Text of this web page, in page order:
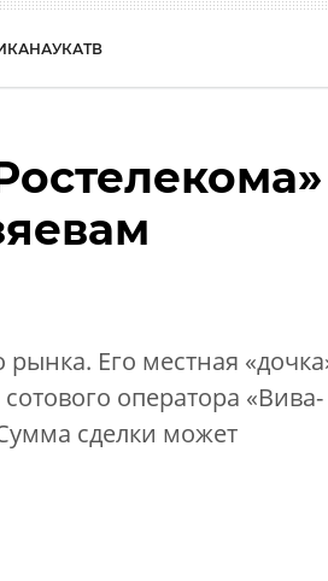
НАУКАТВ
рынка. Его местная
оператора «Вива-
сделки может